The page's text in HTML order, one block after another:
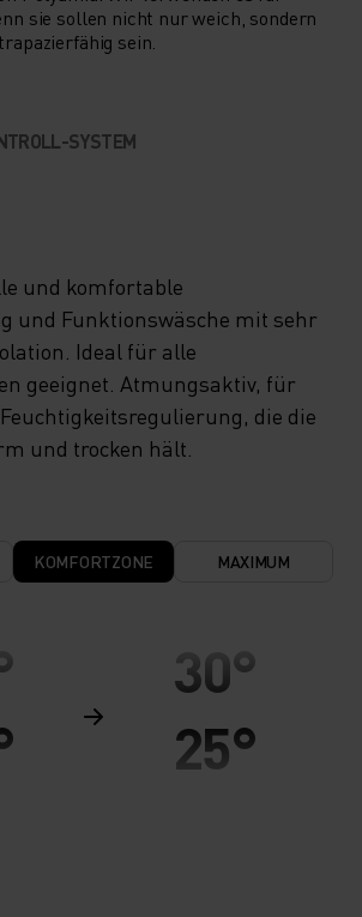
TR
PR
sie sollen nicht nur weich, sondern
sein.
SYSTEM
und komfortable
und Funktionswäsche mit sehr
Ideal für alle
geeignet. Atmungsaktiv, für
die die
und trocken hält.
KOMFORTZONE MAXIMUM
30°
25°